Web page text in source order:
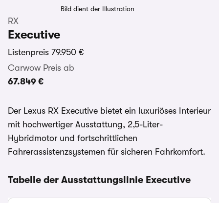
Bild dient der Illustration
RX
Executive
Listenpreis 79.950 €
Carwow Preis ab
67.849 €
Der Lexus RX Executive bietet ein luxuriöses Interieur
mit hochwertiger Ausstattung, 2,5-Liter-
Hybridmotor und fortschrittlichen
Fahrerassistenzsystemen für sicheren Fahrkomfort.
Tabelle der Ausstattungslinie Executive